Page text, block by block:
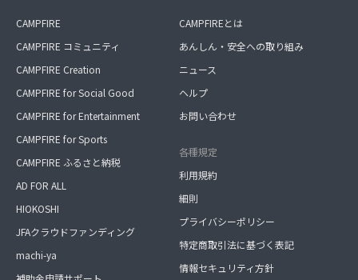
CAMPFIRE
CAMPFIRE コミュニティ
CAMPFIRE Creation
CAMPFIRE for Social Good
CAMPFIRE for Entertainment
CAMPFIRE for Sports
CAMPFIRE ふるさと納税
AD FOR ALL
HIOKOSHI
JFAクラウドファンディング
machi-ya
CAMPFIREとは
あんしん・安全への取り組み
ニュース
ヘルプ
お問い合わせ
各種規定
利用規約
細則
プライバシーポリシー
特定商取引法に基づく表記
情報セキュリティ方針